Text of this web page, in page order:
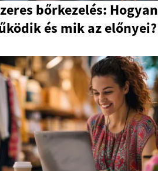
bőrkezelés: Hogyan
és mik az előnyei?